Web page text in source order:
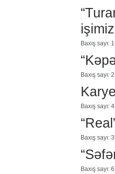
Baxış sayı:
Baxış sayı:
Baxış sayı:
Baxış sayı:
Baxış sayı: